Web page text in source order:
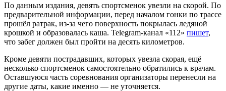
По данным издания, девять спортсменок увезли на скорой. По
предварительной информации, перед началом гонки по трассе
прошёл ратрак, из-за чего поверхность покрылась ледяной
крошкой и образовалась каша. Telegram-канал «112» пишет,
что забег должен был пройти на десять километров.
Кроме девяти пострадавших, которых увезла скорая, ещё
несколько спортсменок самостоятельно обратились к врачам.
Оставшуюся часть соревнования организаторы перенесли на
другие даты, какие именно — не уточняется.